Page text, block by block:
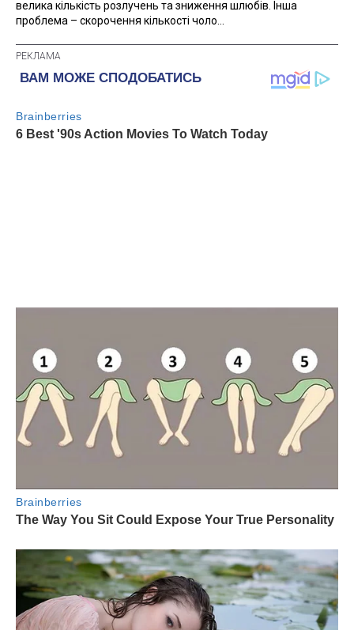
велика кількість розлучень та зниження шлюбів. Інша
проблема – скорочення кількості чоло...